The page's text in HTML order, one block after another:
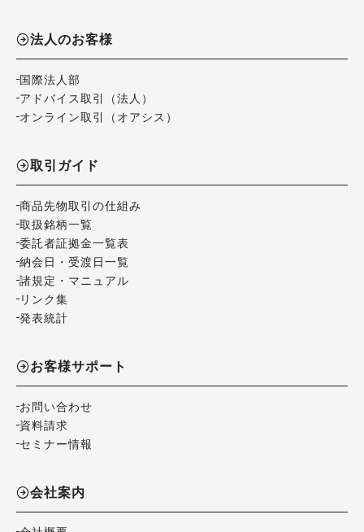
法人のお客様
国際法人部
アドバイス取引（法人）
オンライン取引（オアシス）
取引ガイド
商品先物取引の仕組み
取扱銘柄一覧
委託者証拠金一覧表
納会日・受渡日一覧
諸規定・マニュアル
リンク集
発表統計
お客様サポート
お問い合わせ
資料請求
セミナー情報
会社案内